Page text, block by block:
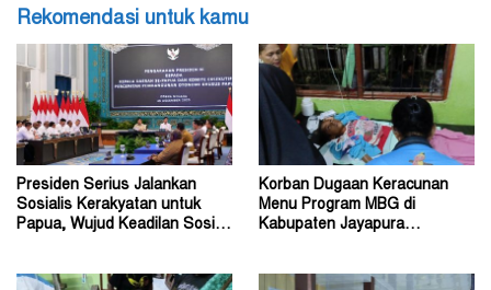
Rekomendasi untuk kamu
Presiden Serius Jalankan
Sosialis Kerakyatan untuk
Papua, Wujud Keadilan Sosial
Korban Dugaan Keracunan
Menu Program MBG di
Kabupaten Jayapura